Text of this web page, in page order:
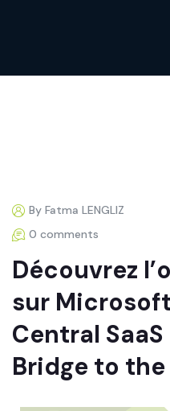
By Fatma LENGLIZ
0 comments
Découvrez
sur
Central
Bridge to